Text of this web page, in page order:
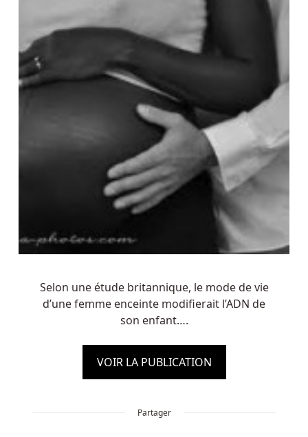
Selon une étude britannique, le mode de vie
d’une femme enceinte modifierait l’ADN de
son enfant….
VOIR LA PUBLICATION
Partager